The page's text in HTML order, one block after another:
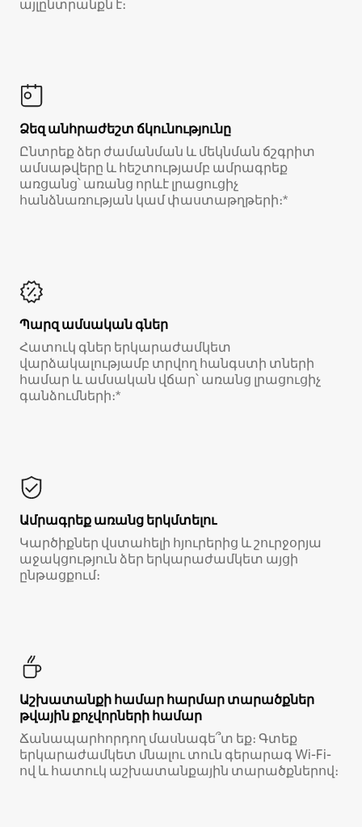
այլընտրանքն է։
Ձեզ անհրաժեշտ ճկունությունը
Ընտրեք ձեր ժամանման և մեկնման ճշգրիտ
ամսաթվերը և հեշտությամբ ամրագրեք
առցանց՝ առանց որևէ լրացուցիչ
հանձնառության կամ փաստաթղթերի։*
Պարզ ամսական գներ
Հատուկ գներ երկարաժամկետ
վարձակալությամբ տրվող հանգստի տների
համար և ամսական վճար՝ առանց լրացուցիչ
գանձումների։*
Ամրագրեք առանց երկմտելու
Կարծիքներ վստահելի հյուրերից և շուրջօրյա
աջակցություն ձեր երկարաժամկետ այցի
ընթացքում։
Աշխատանքի համար հարմար տարածքներ
թվային քոչվորների համար
Ճանապարհորդող մասնագե՞տ եք։ Գտեք
երկարաժամկետ մնալու տուն գերարագ Wi-Fi-
ով և հատուկ աշխատանքային տարածքներով։